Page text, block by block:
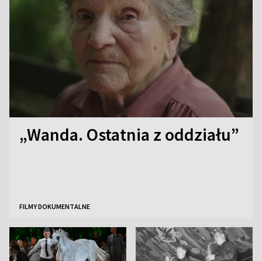
„Wanda. Ostatnia z oddziału”
FILMY DOKUMENTALNE